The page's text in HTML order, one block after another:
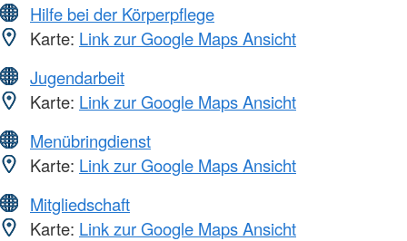
Hilfe bei der Körperpflege
Karte: Link zur Google Maps Ansicht
Jugendarbeit
Karte: Link zur Google Maps Ansicht
Menübringdienst
Karte: Link zur Google Maps Ansicht
Mitgliedschaft
Karte: Link zur Google Maps Ansicht